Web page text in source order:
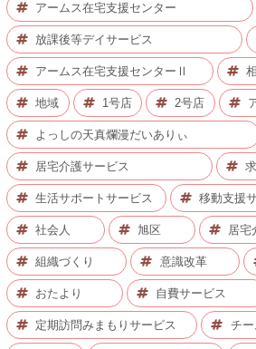
アームス在宅支援センター
放課後等デイサービス
アームス在宅支援センターⅡ
地域 1号店 2号店
よっしの天真爛漫だいありぃ
居宅介護サービス
生活サポートサービス 移動支援
社会人 旭区 居宅
組織づくり 意識改革
おたより 自費サービス
定期訪問みまもりサービス チー